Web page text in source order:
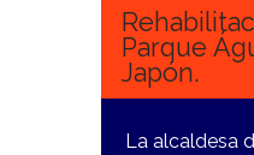
Parque
Japón.
La alcaldesa